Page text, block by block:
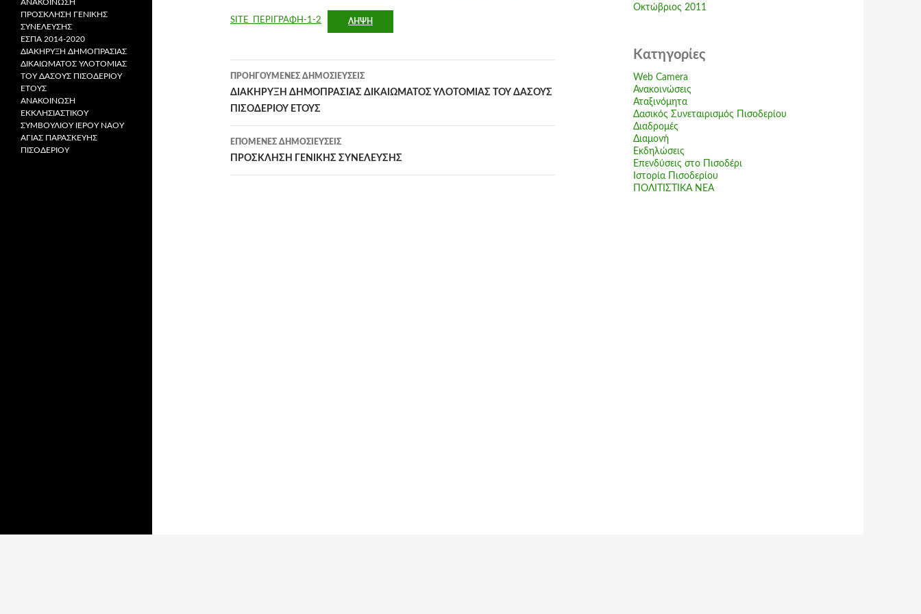
SITE_ΠΕΡΙΓΡΑΦΗ-1-2 ΛΉΨΗ
Πλοήγηση
άρθρων
ΠΡΟΗΓΟΎΜΕΝΕΣ ΔΗΜΟΣΙΕΎΣΕΙΣ
ΔΙΑΚHΡYΞΗ ΔΗΜΟΠΡΑΣΙΑΣ ΔΙΚΑΙΩΜΑΤΟΣ ΥΛΟΤΟΜΙΑΣ ΤΟΥ ΔΑΣΟΥΣ
ΠΙΣΟΔΕΡΙΟΥ ΕΤΟΥΣ
ΕΠΌΜΕΝΕΣ ΔΗΜΟΣΙΕΎΣΕΙΣ
ΠΡΟΣΚΛΗΣΗ ΓΕΝΙΚΗΣ ΣΥΝΕΛΕΥΣΗΣ
Οκτώβριος 2011
Kατηγορίες
Web Camera
Ανακοινώσεις
Αταξινόμητα
Δασικός Συνεταιρισμός Πισοδερίου
Διαδρομές
Διαμονή
Εκδηλώσεις
Επενδύσεις στο Πισοδέρι
Ιστορία Πισοδερίου
ΠΟΛΙΤΙΣΤΙΚΑ ΝΕΑ
ΑΝΑΚΟΙΝΩΣΗ
ΠΡΟΣΚΛΗΣΗ ΓΕΝΙΚΗΣ
ΣΥΝΕΛΕΥΣΗΣ
ΕΣΠΑ 2014-2020
ΔΙΑΚHΡYΞΗ ΔΗΜΟΠΡΑΣΙΑΣ
ΔΙΚΑΙΩΜΑΤΟΣ ΥΛΟΤΟΜΙΑΣ
ΤΟΥ ΔΑΣΟΥΣ ΠΙΣΟΔΕΡΙΟΥ
ΕΤΟΥΣ
ΑΝΑΚΟΙΝΩΣΗ
ΕΚΚΛΗΣΙΑΣΤΙΚΟΥ
ΣΥΜΒΟΥΛΙΟΥ ΙΕΡΟΥ ΝΑΟΥ
ΑΓΙΑΣ ΠΑΡΑΣΚΕΥΗΣ
ΠΙΣΟΔΕΡΙΟΥ